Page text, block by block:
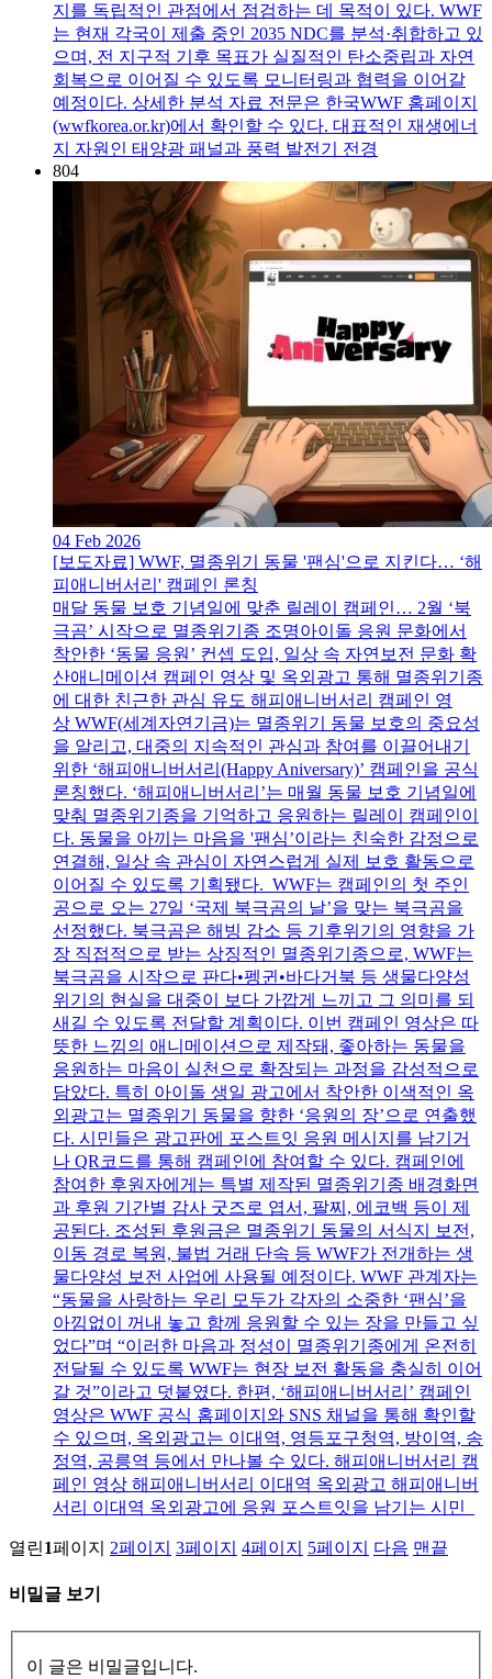
지를 독립적인 관점에서 점검하는 데 목적이 있다. WWF
는 현재 각국이 제출 중인 2035 NDC를 분석·취합하고 있
으며, 전 지구적 기후 목표가 실질적인 탄소중립과 자연
회복으로 이어질 수 있도록 모니터링과 협력을 이어갈
예정이다. 상세한 분석 자료 전문은 한국WWF 홈페이지
(wwfkorea.or.kr)에서 확인할 수 있다. 대표적인 재생에너
지 자원인 태양광 패널과 풍력 발전기 전경
804
04 Feb 2026
[보도자료] WWF, 멸종위기 동물 '팬심'으로 지킨다… ‘해
피애니버서리' 캠페인 론칭
매달 동물 보호 기념일에 맞춘 릴레이 캠페인… 2월 ‘북
극곰’ 시작으로 멸종위기종 조명아이돌 응원 문화에서
착안한 ‘동물 응원’ 컨셉 도입, 일상 속 자연보전 문화 확
산애니메이션 캠페인 영상 및 옥외광고 통해 멸종위기종
에 대한 친근한 관심 유도 해피애니버서리 캠페인 영
상 WWF(세계자연기금)는 멸종위기 동물 보호의 중요성
을 알리고, 대중의 지속적인 관심과 참여를 이끌어내기
위한 ‘해피애니버서리(Happy Aniversary)’ 캠페인을 공식
론칭했다. ‘해피애니버서리’는 매월 동물 보호 기념일에
맞춰 멸종위기종을 기억하고 응원하는 릴레이 캠페인이
다. 동물을 아끼는 마음을 '팬심’이라는 친숙한 감정으로
연결해, 일상 속 관심이 자연스럽게 실제 보호 활동으로
이어질 수 있도록 기획됐다. WWF는 캠페인의 첫 주인
공으로 오는 27일 ‘국제 북극곰의 날’을 맞는 북극곰을
선정했다. 북극곰은 해빙 감소 등 기후위기의 영향을 가
장 직접적으로 받는 상징적인 멸종위기종으로, WWF는
북극곰을 시작으로 판다•펭귄•바다거북 등 생물다양성
위기의 현실을 대중이 보다 가깝게 느끼고 그 의미를 되
새길 수 있도록 전달할 계획이다. 이번 캠페인 영상은 따
뜻한 느낌의 애니메이션으로 제작돼, 좋아하는 동물을
응원하는 마음이 실천으로 확장되는 과정을 감성적으로
담았다. 특히 아이돌 생일 광고에서 착안한 이색적인 옥
외광고는 멸종위기 동물을 향한 ‘응원의 장’으로 연출했
다. 시민들은 광고판에 포스트잇 응원 메시지를 남기거
나 QR코드를 통해 캠페인에 참여할 수 있다. 캠페인에
참여한 후원자에게는 특별 제작된 멸종위기종 배경화면
과 후원 기간별 감사 굿즈로 엽서, 팔찌, 에코백 등이 제
공된다. 조성된 후원금은 멸종위기 동물의 서식지 보전,
이동 경로 복원, 불법 거래 단속 등 WWF가 전개하는 생
물다양성 보전 사업에 사용될 예정이다. WWF 관계자는
“동물을 사랑하는 우리 모두가 각자의 소중한 ‘팬심’을
아낌없이 꺼내 놓고 함께 응원할 수 있는 장을 만들고 싶
었다”며 “이러한 마음과 정성이 멸종위기종에게 온전히
전달될 수 있도록 WWF는 현장 보전 활동을 충실히 이어
갈 것”이라고 덧붙였다. 한편, ‘해피애니버서리’ 캠페인
영상은 WWF 공식 홈페이지와 SNS 채널을 통해 확인할
수 있으며, 옥외광고는 이대역, 영등포구청역, 방이역, 송
정역, 공릉역 등에서 만나볼 수 있다. 해피애니버서리 캠
페인 영상 해피애니버서리 이대역 옥외광고 해피애니버
서리 이대역 옥외광고에 응원 포스트잇을 남기는 시민
열린1페이지 2페이지 3페이지 4페이지 5페이지 다음 맨끝
비밀글 보기
이 글은 비밀글입니다.